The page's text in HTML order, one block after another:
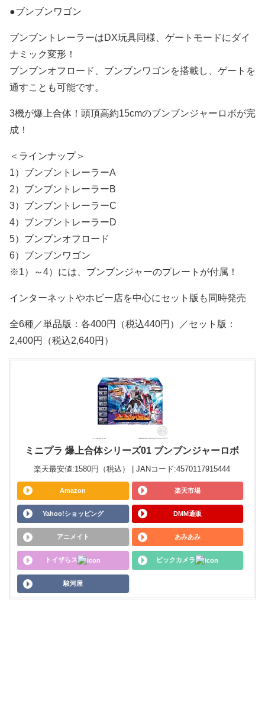
●ブンブンワゴン
ブンブントレーラーはDX玩具同様、ゲートモードにダイ
ナミック変形！
ブンブンオフロード、ブンブンワゴンを搭載し、ゲートを
通すことも可能です。
3機が爆上合体！頭頂高約15cmのブンブンジャーロボが完
成！
＜ラインナップ＞
1）ブンブントレーラーA
2）ブンブントレーラーB
3）ブンブントレーラーC
4）ブンブントレーラーD
5）ブンブンオフロード
6）ブンブンワゴン
※1）～4）には、ブンブンジャーのプレートが付属！
インターネットやホビー店を中心にセット版も同時発売
全6種／単品版：各400円（税込440円）／セット版：
2,400円（税込2,640円）
ミニプラ 爆上合体シリーズ01 ブンブンジャーロボ
楽天最安値:1580円（税込） | JANコード:4570117915444
Amazon 楽天市場
Yahoo!ショッピング DMM通販
アニメイト あみあみ
トイザらス ビックカメラ
駿河屋